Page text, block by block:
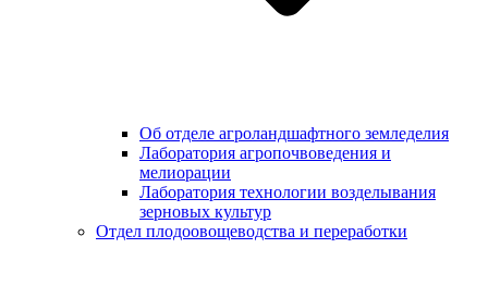
Об отделе агроландшафтного земледелия
Лаборатория агропочвоведения и
мелиорации
Лаборатория технологии возделывания
зерновых культур
Отдел плодоовощеводства и переработки